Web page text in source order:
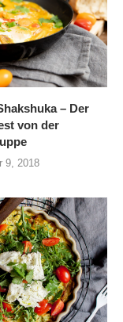
– Der
von der
9, 2018